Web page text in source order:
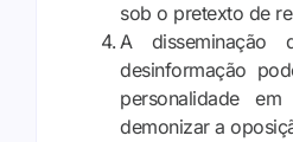
sob o pretexto de
A disseminação
desinformação
personalidade
demonizar a